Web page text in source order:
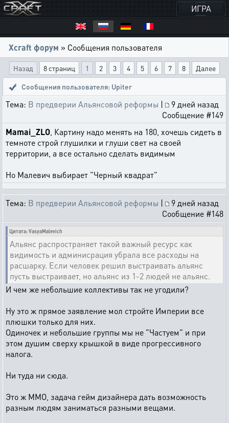
ИГРА
Xcraft форум » Сообщения пользователя
Назад 8 страниц 1 2 3 4 5 6 7 8
Далее
Сообщения пользователя: Upiter
Тема: В предверии Альянсовой реформы |
9 дней назад
Сообщение #149
Mamai_ZLO , Картину надо менять на 180, хочешь сидеть в
темноте строй глушилки и глуши свет на своей
территории, а все остально сделать видимым
Но Малевич выбирает "Черный квадрат"
Тема: В предверии Альянсовой реформы |
9 дней назад
Сообщение #148
Цитата: VasyaMalevich
Альянс распространяет такой важный ресурс как
видимость и админисрация убрала все расходы на
расшарку. Если человек решил выстраивать альянс
пусть выстраивает, но альянс из 1-2 людей не альянс.
И чем же небольшие коллективы так не угодили?
Ну это ж прямое заявление мол стройте Империи все
плюшки только для них.
Одиночек и небольшие группы мы не "Частуем" и при
этом душим сверху крышкой в виде прогрессивного
налога.
Ни туда ни сюда.
Это ж ММО, задача гейм дизайнера дать возможность
разным людям заниматься разными вещами.